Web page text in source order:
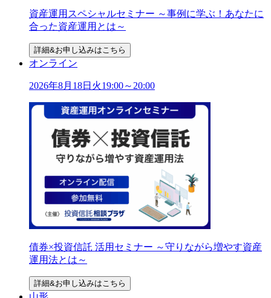
資産運用スペシャルセミナー ～事例に学ぶ！あなたに
合った資産運用とは～
詳細&お申し込みはこちら
オンライン
2026年8月 18日 火19:00～20:00
債券×投資信託 活用セミナー ～守りながら増やす資産
運用法とは～
詳細&お申し込みはこちら